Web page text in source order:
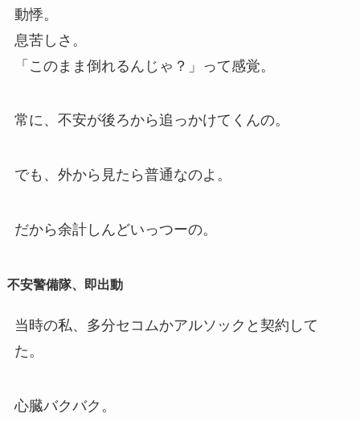
動悸。
息苦しさ。
「このまま倒れるんじゃ？」って感覚。
常に、不安が後ろから追っかけてくんの。
でも、外から見たら普通なのよ。
だから余計しんどいっつーの。
不安警備隊、即出動
当時の私、多分セコムかアルソックと契約して
た。
心臓バクバク。